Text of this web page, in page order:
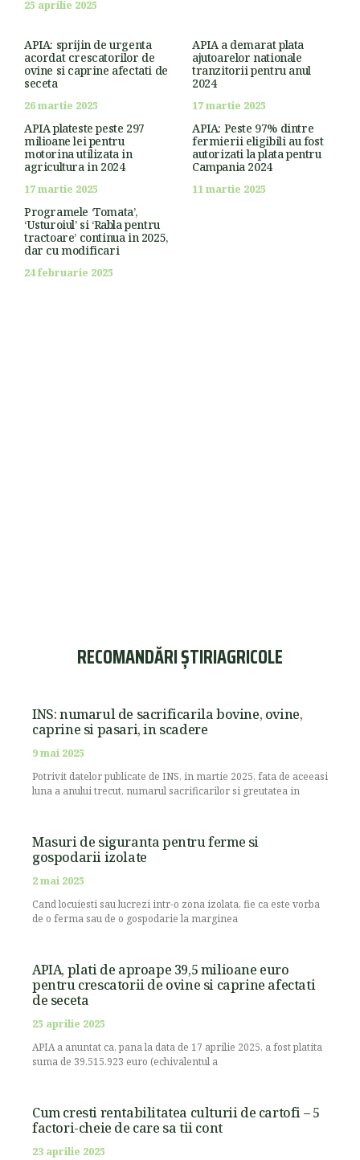
25 aprilie 2025
APIA: sprijin de urgenta
acordat crescatorilor de
ovine si caprine afectati de
seceta
26 martie 2025
APIA a demarat plata
ajutoarelor nationale
tranzitorii pentru anul
2024
17 martie 2025
APIA plateste peste 297
milioane lei pentru
motorina utilizata in
agricultura in 2024
17 martie 2025
APIA: Peste 97% dintre
fermierii eligibili au fost
autorizati la plata pentru
Campania 2024
11 martie 2025
Programele ‘Tomata’,
‘Usturoiul’ si ‘Rabla pentru
tractoare’ continua in 2025,
dar cu modificari
24 februarie 2025
RECOMANDĂRI ȘTIRIAGRICOLE
INS: numarul de sacrificarila bovine, ovine,
caprine si pasari, in scadere
9 mai 2025
Potrivit datelor publicate de INS, in martie 2025, fata de aceeasi
luna a anului trecut, numarul sacrificarilor si greutatea in
Masuri de siguranta pentru ferme si
gospodarii izolate
2 mai 2025
Cand locuiesti sau lucrezi intr-o zona izolata, fie ca este vorba
de o ferma sau de o gospodarie la marginea
APIA, plati de aproape 39,5 milioane euro
pentru crescatorii de ovine si caprine afectati
de seceta
25 aprilie 2025
APIA a anuntat ca, pana la data de 17 aprilie 2025, a fost platita
suma de 39.515.923 euro (echivalentul a
Cum cresti rentabilitatea culturii de cartofi – 5
factori-cheie de care sa tii cont
23 aprilie 2025